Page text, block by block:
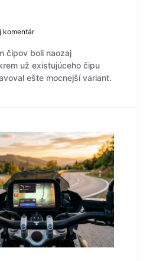
komentár
čipov boli naozaj
už existujúceho čipu
ešte mocnejší variant.